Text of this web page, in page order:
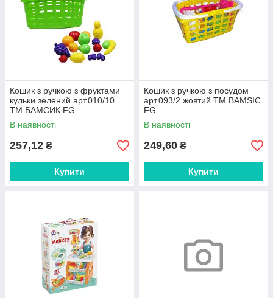
Кошик з ручкою з фруктами
кульки зелений арт.010/10
ТМ БАМСИК FG
В наявності
257,12 ₴
Купити
Кошик з ручкою з посудом
арт.093/2 жовтий ТМ BAMSIC
FG
В наявності
249,60 ₴
Купити